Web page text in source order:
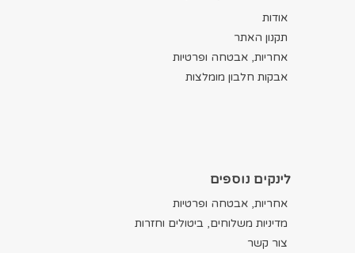
אודות
תקנון האתר
אחריות, אבטחה ופרטיות
אבקות חלבון מומלצות
לינקים נוספים
אחריות, אבטחה ופרטיות
מדיניות משלוחים, ביטולים וחזרות
צור קשר